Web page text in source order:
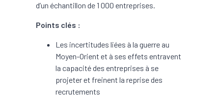
d’un échantillon de 1 000 entreprises.
Points clés :
Les incertitudes liées à la guerre au
Moyen-Orient et à ses effets entravent
la capacité des entreprises à se
projeter et freinent la reprise des
recrutements